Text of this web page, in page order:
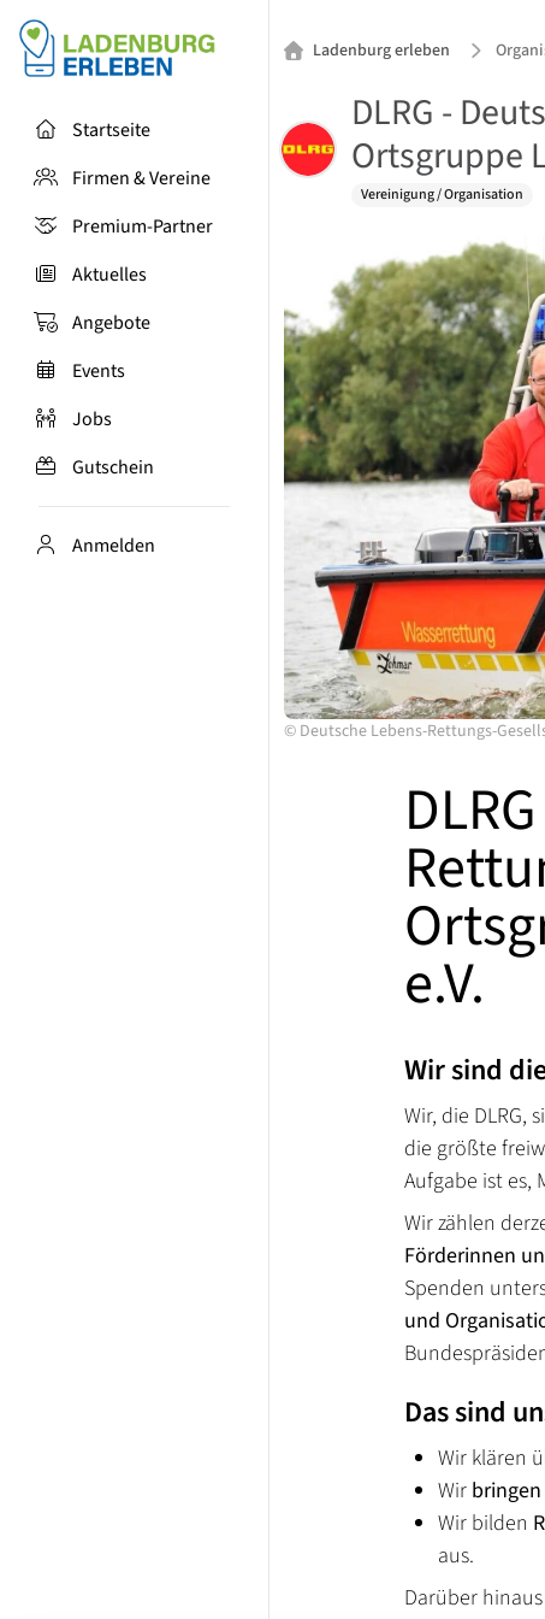
Startseite
Firmen & Vereine
Premium-Partner
Aktuelles
Angebote
Events
Jobs
Gutschein
Anmelden
Ladenburg erleben
DLRG -
Ortsgruppe
Vereinigung / Organisation
© Deutsche Lebens-Rettungs-
e.V.
Wir sind
Wir, die
die größte
Aufgabe ist es,
Wir zählen
Förderinnen
Spenden
und
Das sind
Wir klären
Wir
Wir bilden
aus.
Darüber